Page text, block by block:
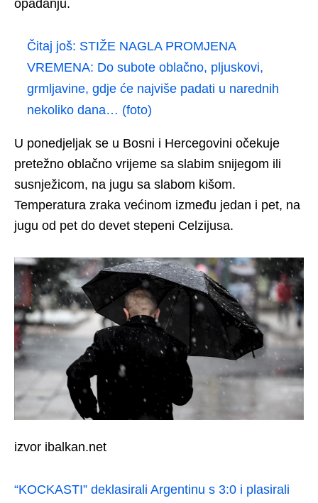
opadanju.
Čitaj još: STIŽE NAGLA PROMJENA
VREMENA: Do subote oblačno, pljuskovi,
grmljavine, gdje će najviše padati u narednih
nekoliko dana… (foto)
U ponedjeljak se u Bosni i Hercegovini očekuje
pretežno oblačno vrijeme sa slabim snijegom ili
susnježicom, na jugu sa slabom kišom.
Temperatura zraka većinom između jedan i pet, na
jugu od pet do devet stepeni Celzijusa.
izvor ibalkan.net
“KOCKASTI” deklasirali Argentinu s 3:0 i plasirali